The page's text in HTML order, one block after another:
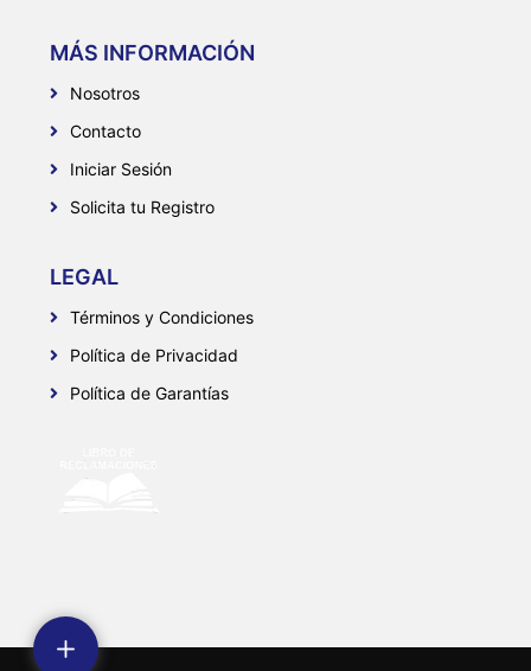
MÁS INFORMACIÓN
Nosotros
Contacto
Iniciar Sesión
Solicita tu Registro
LEGAL
Términos y Condiciones
Política de Privacidad
Política de Garantías